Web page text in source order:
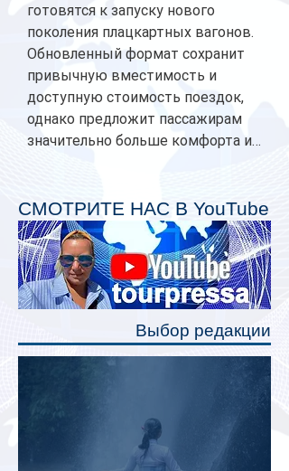
готовятся к запуску нового
поколения плацкартных вагонов.
Обновленный формат сохранит
привычную вместимость и
доступную стоимость поездок,
однако предложит пассажирам
значительно больше комфорта и
планируется начать в 2027 году.
Одним из главных нововведений
станут индивидуальные шторки у
каждого спального места. Они
позволят пассажирам закрыть свою
полку во время сна или отдыха,
СМОТРИТЕ НАС В YouTube
Выбор редакции